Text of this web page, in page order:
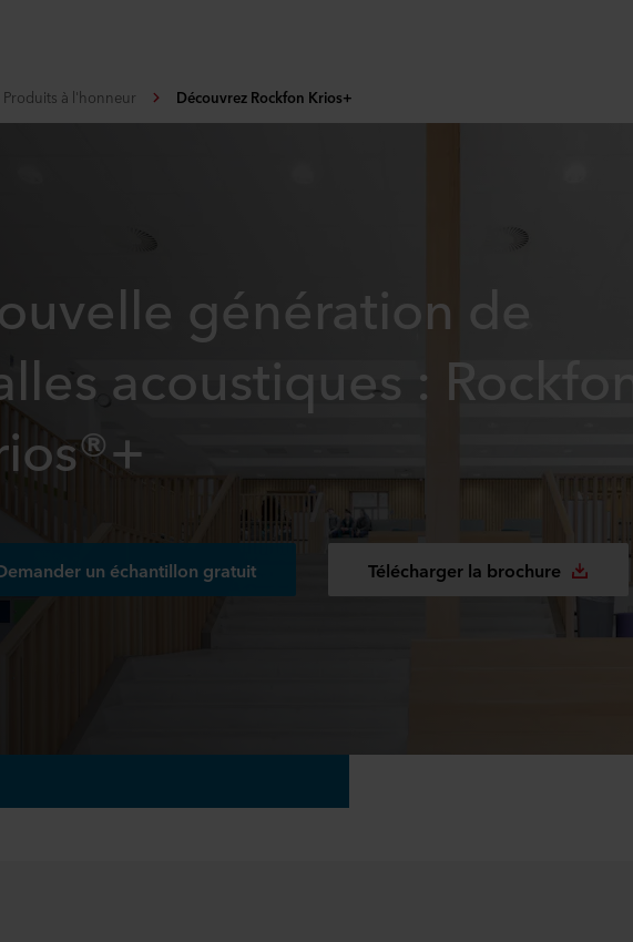
Produits à l'honneur Découvrez Rockfon Krios+
génération de
acoustiques : Rockfon
un échantillon gratuit Télécharger la brochure